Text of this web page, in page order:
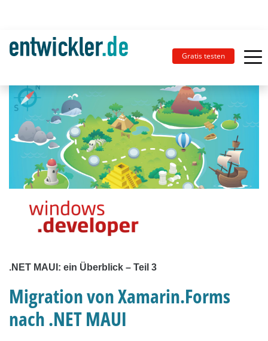
Gratis testen
.NET MAUI: ein Überblick – Teil 3
Migration von Xamarin.Forms
nach .NET MAUI